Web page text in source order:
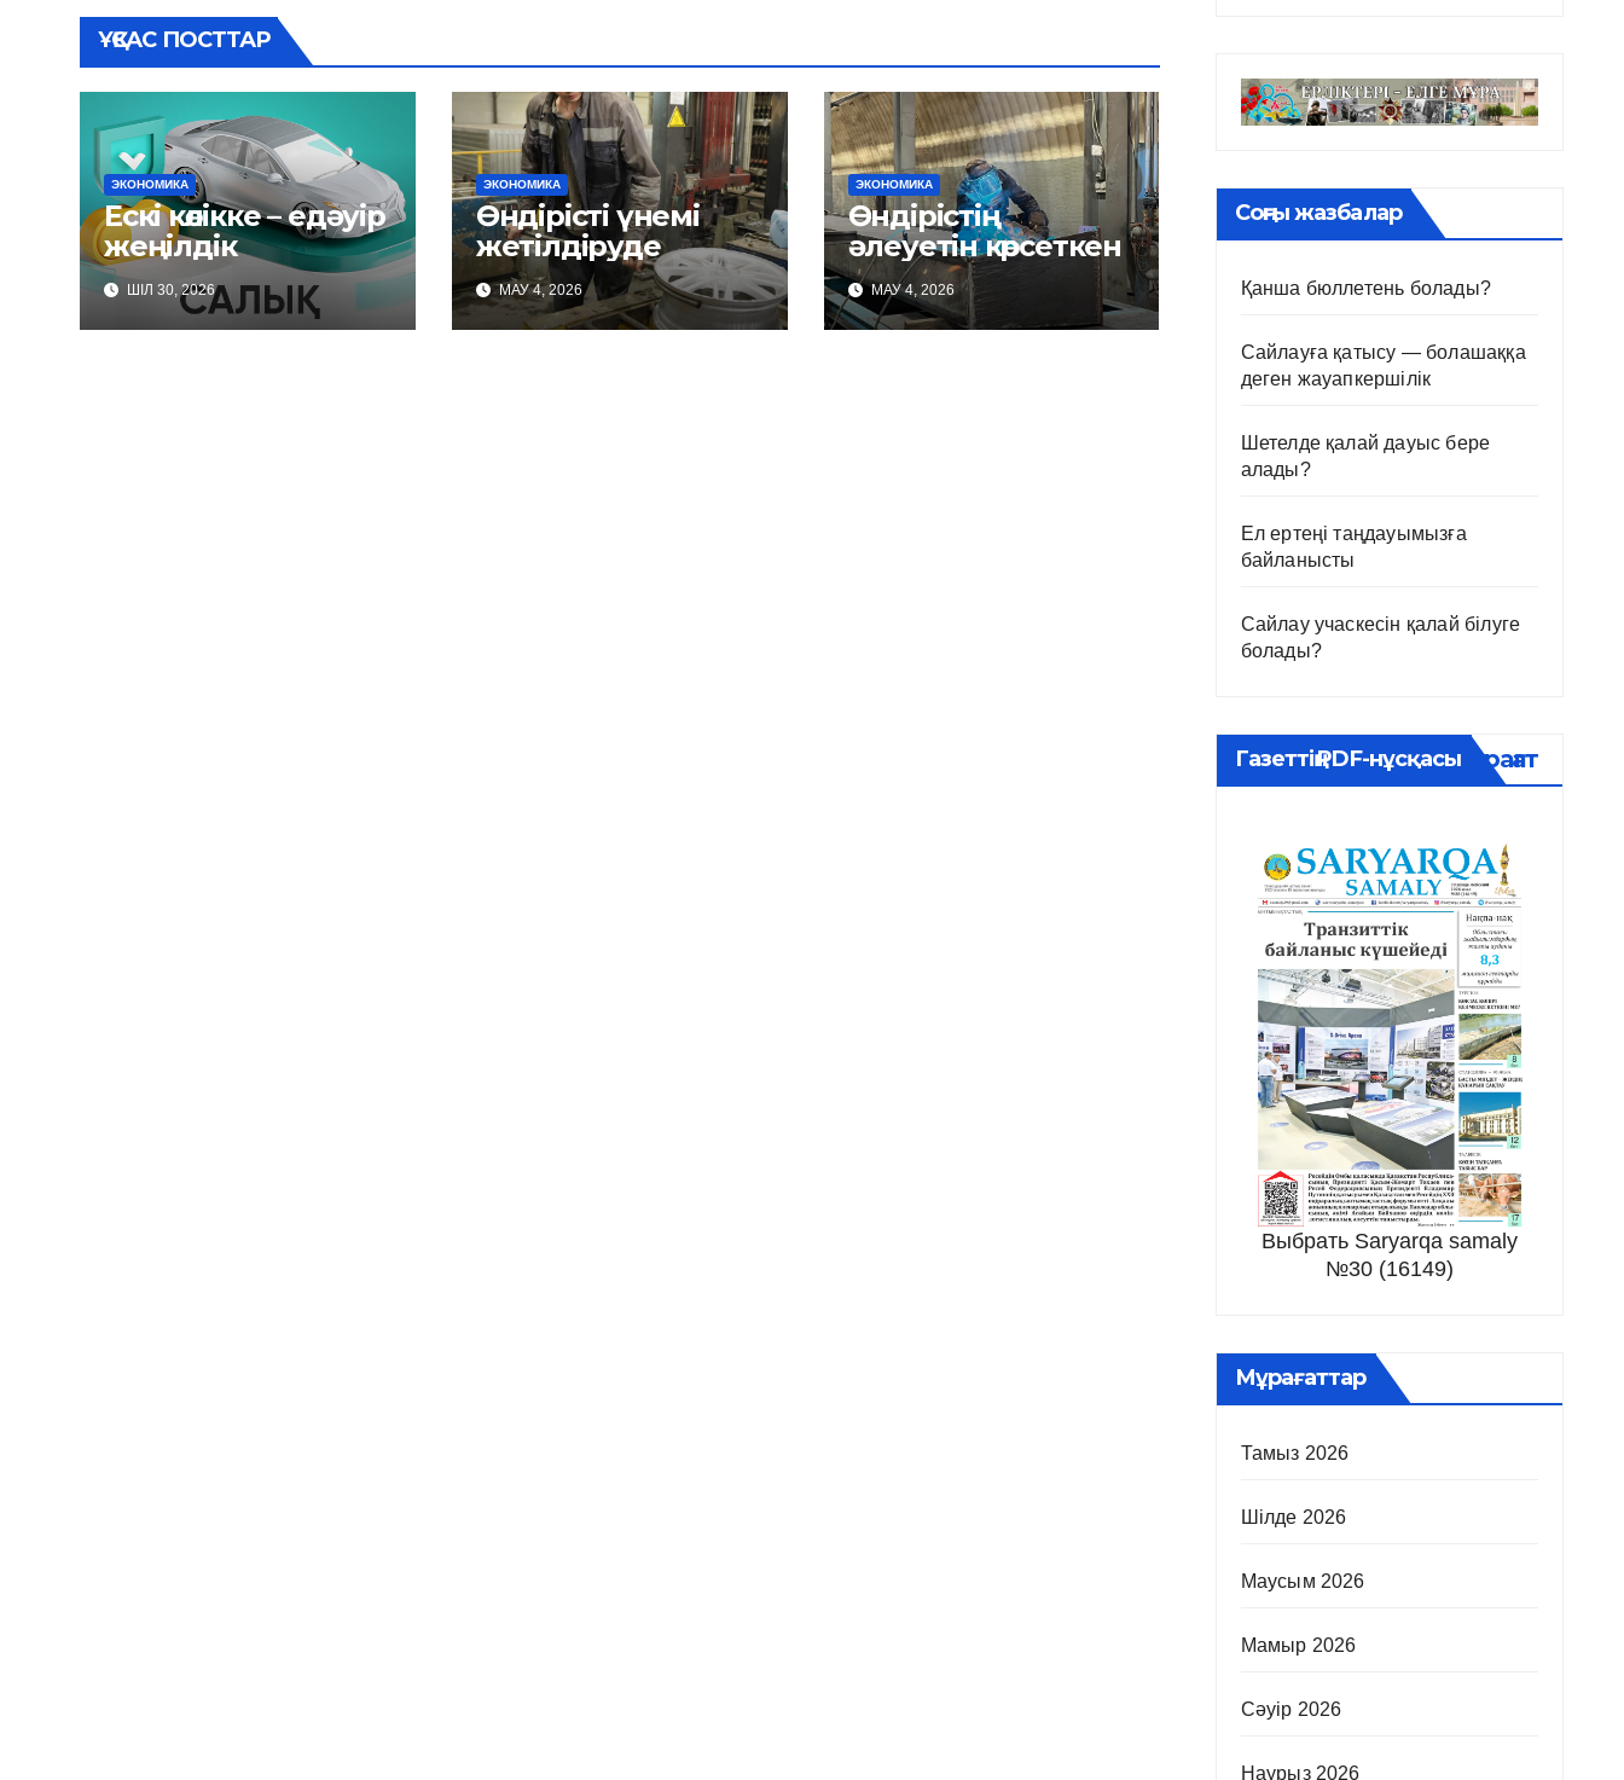
ҰҚСАС ПОСТТАР
ЭКОНОМИКА
Ескі көлікке – едәуір
жеңілдік
ШІЛ 30, 2026
ЭКОНОМИКА
Өндірісті үнемі
жетілдіруде
МАУ 4, 2026
ЭКОНОМИКА
Өндірістің
әлеуетін көрсеткен
МАУ 4, 2026
Соңғы жазбалар
Қанша бюллетень болады?
Сайлауға қатысу — болашаққа
деген жауапкершілік
Шетелде қалай дауыс бере
алады?
Ел ертеңі таңдауымызға
байланысты
Сайлау учаскесін қалай білуге
болады?
Газеттің PDF-нұсқасыМұрағат
Выбрать Saryarqa samaly
№30 (16149)
Мұрағаттар
Тамыз 2026
Шілде 2026
Маусым 2026
Мамыр 2026
Сәуір 2026
Наурыз 2026